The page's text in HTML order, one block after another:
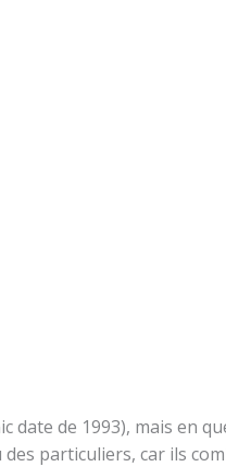
date de 1993), mais en
particuliers, car ils